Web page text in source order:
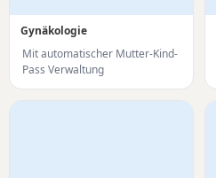
Gynäkologie
Mit automatischer Mutter-Kind-
Pass Verwaltung